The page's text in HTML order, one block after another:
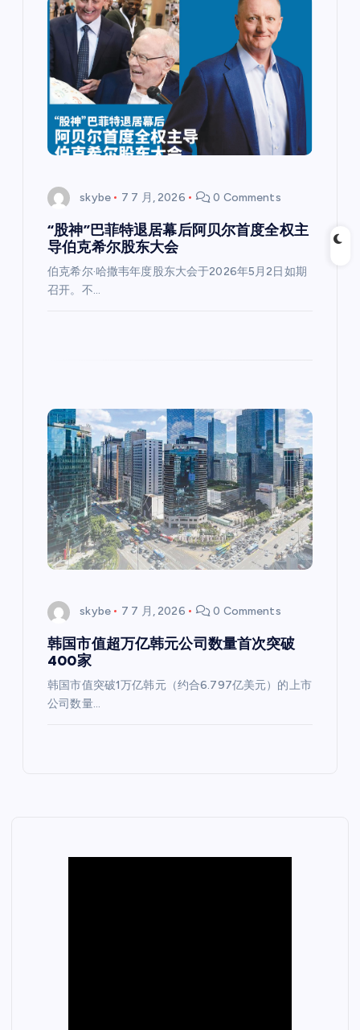
skybe 7 7 月, 2026 0 Comments
“股神”巴菲特退居幕后阿贝尔首度全权主
导伯克希尔股东大会
伯克希尔·哈撒韦年度股东大会于2026年5月2日如期
召开。不…
skybe 7 7 月, 2026 0 Comments
韩国市值超万亿韩元公司数量首次突破
400家
韩国市值突破1万亿韩元（约合6.797亿美元）的上市
公司数量…